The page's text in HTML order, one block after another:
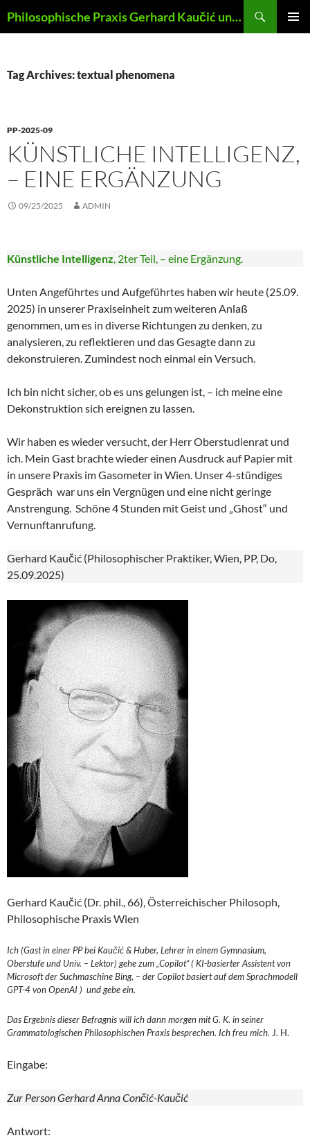
to
Philosophische Praxis Gerhard Kaučić und Anna Lydia Huber
Tag Archives: textual phenomena
PP-2025-09
KÜNSTLICHE INTELLIGENZ,
– EINE ERGÄNZUNG
09/25/2025 ADMIN
Künstliche Intelligenz, 2ter Teil, – eine Ergänzung.
Unten Angeführtes und Aufgeführtes haben wir heute (25.09.
2025) in unserer Praxiseinheit zum weiteren Anlaß
genommen, um es in diverse Richtungen zu denken, zu
analysieren, zu reflektieren und das Gesagte dann zu
dekonstruieren. Zumindest noch einmal ein Versuch.
Ich bin nicht sicher, ob es uns gelungen ist, – ich meine eine
Dekonstruktion sich ereignen zu lassen.
Wir haben es wieder versucht, der Herr Oberstudienrat und
ich. Mein Gast brachte wieder einen Ausdruck auf Papier mit
in unsere Praxis im Gasometer in Wien. Unser 4-stündiges
Gespräch war uns ein Vergnügen und eine nicht geringe
Anstrengung. Schöne 4 Stunden mit Geist und „Ghost“ und
Vernunftanrufung.
Gerhard Kaučić (Philosophischer Praktiker, Wien, PP, Do,
25.09.2025)
Gerhard Kaučić (Dr. phil., 66), Österreichischer Philosoph,
Philosophische Praxis Wien
Ich (Gast in einer PP bei Kaučić & Huber, Lehrer in einem Gymnasium,
Oberstufe und Univ. – Lektor) gehe zum „Copilot“ ( KI-basierter Assistent von
Microsoft der Suchmaschine Bing, – der Copilot basiert auf dem Sprachmodell
GPT-4 von OpenAI ) und gebe ein.
Das Ergebnis dieser Befragnis will ich dann morgen mit G. K. in seiner
Grammatologischen Philosophischen Praxis besprechen. Ich freu mich. J. H.
Eingabe:
Zur Person Gerhard Anna Cončić-Kaučić
Antwort: